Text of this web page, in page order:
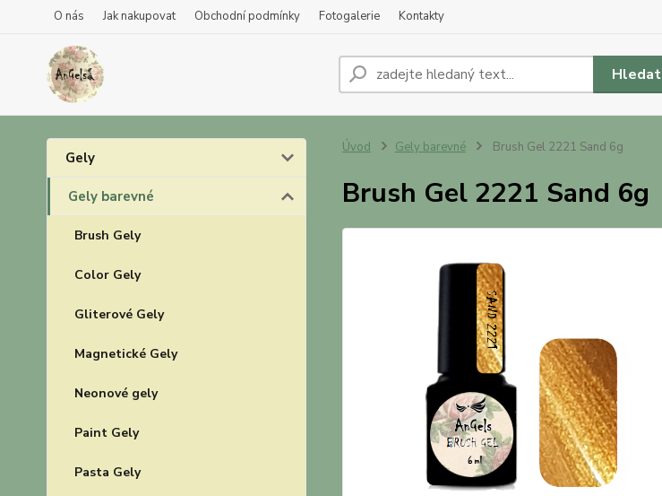
O nás Jak nakupovat Obchodní podmínky Fotogalerie Kontakty
Hledat
Gely
Gely barevné
Brush Gely
Color Gely
Gliterové Gely
Magnetické Gely
Neonové gely
Paint Gely
Pasta Gely
Úvod Gely barevné Brush Gel 2221 Sand 6g
Brush Gel 2221 Sand 6g